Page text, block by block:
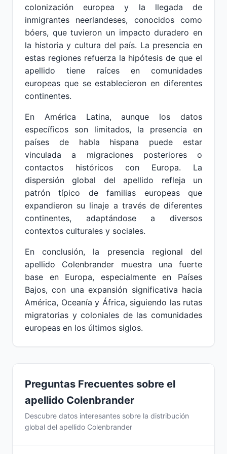
colonización europea y la llegada de
inmigrantes neerlandeses, conocidos como
bóers, que tuvieron un impacto duradero en
la historia y cultura del país. La presencia en
estas regiones refuerza la hipótesis de que el
apellido tiene raíces en comunidades
europeas que se establecieron en diferentes
continentes.
En América Latina, aunque los datos
específicos son limitados, la presencia en
países de habla hispana puede estar
vinculada a migraciones posteriores o
contactos históricos con Europa. La
dispersión global del apellido refleja un
patrón típico de familias europeas que
expandieron su linaje a través de diferentes
continentes, adaptándose a diversos
contextos culturales y sociales.
En conclusión, la presencia regional del
apellido Colenbrander muestra una fuerte
base en Europa, especialmente en Países
Bajos, con una expansión significativa hacia
América, Oceanía y África, siguiendo las rutas
migratorias y coloniales de las comunidades
europeas en los últimos siglos.
Preguntas Frecuentes sobre el
apellido Colenbrander
Descubre datos interesantes sobre la distribución
global del apellido Colenbrander